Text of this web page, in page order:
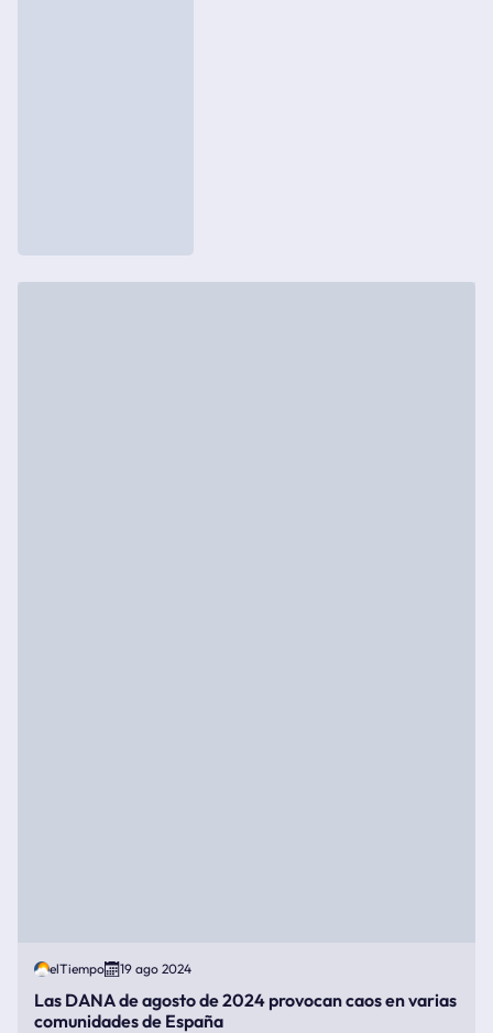
elTiempo 19 ago 2024
Las DANA de agosto de 2024 provocan caos en varias
comunidades de España